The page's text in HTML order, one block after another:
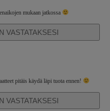
mukaan jatkossa
VASTATAKSESI
pitäis käydä läpi tuota ennen!
VASTATAKSESI